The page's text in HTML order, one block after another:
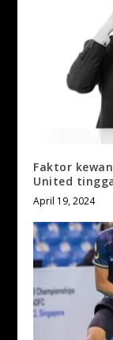
Faktor
United
April 19, 2024